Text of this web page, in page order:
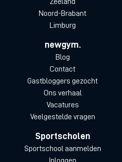
Noord-Brabant
Limburg
newgym.
Blog
Contact
Gastbloggers gezocht
Ons verhaal
Vacatures
Veelgestelde vragen
Sportscholen
Sportschool aanmelden